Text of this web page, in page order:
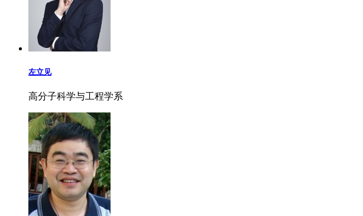
左立见
高分子科学与工程学系